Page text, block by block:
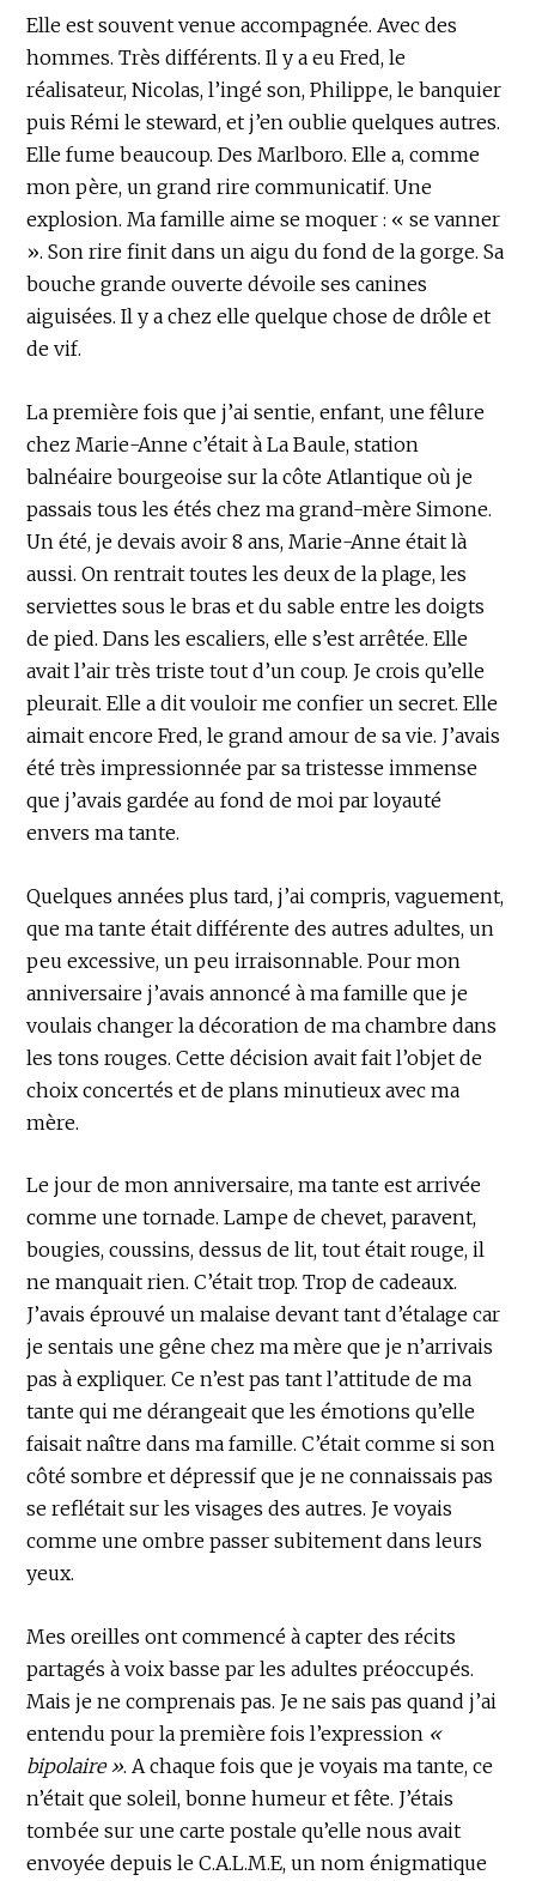
Elle est souvent venue accompagnée. Avec des
hommes. Très différents. Il y a eu Fred, le
réalisateur, Nicolas, l’ingé son, Philippe, le banquier
puis Rémi le steward, et j’en oublie quelques autres.
Elle fume beaucoup. Des Marlboro. Elle a, comme
mon père, un grand rire communicatif. Une
explosion. Ma famille aime se moquer : « se vanner
». Son rire finit dans un aigu du fond de la gorge. Sa
bouche grande ouverte dévoile ses canines
aiguisées. Il y a chez elle quelque chose de drôle et
de vif.
La première fois que j’ai sentie, enfant, une fêlure
chez Marie-Anne c’était à La Baule, station
balnéaire bourgeoise sur la côte Atlantique où je
passais tous les étés chez ma grand-mère Simone.
Un été, je devais avoir 8 ans, Marie-Anne était là
aussi. On rentrait toutes les deux de la plage, les
serviettes sous le bras et du sable entre les doigts
de pied. Dans les escaliers, elle s’est arrêtée. Elle
avait l’air très triste tout d’un coup. Je crois qu’elle
pleurait. Elle a dit vouloir me confier un secret. Elle
aimait encore Fred, le grand amour de sa vie. J’avais
été très impressionnée par sa tristesse immense
que j’avais gardée au fond de moi par loyauté
envers ma tante.
Quelques années plus tard, j’ai compris, vaguement,
que ma tante était différente des autres adultes, un
peu excessive, un peu irraisonnable. Pour mon
anniversaire j’avais annoncé à ma famille que je
voulais changer la décoration de ma chambre dans
les tons rouges. Cette décision avait fait l’objet de
choix concertés et de plans minutieux avec ma
mère.
Le jour de mon anniversaire, ma tante est arrivée
comme une tornade. Lampe de chevet, paravent,
bougies, coussins, dessus de lit, tout était rouge, il
ne manquait rien. C’était trop. Trop de cadeaux.
J’avais éprouvé un malaise devant tant d’étalage car
je sentais une gêne chez ma mère que je n’arrivais
pas à expliquer. Ce n’est pas tant l’attitude de ma
tante qui me dérangeait que les émotions qu’elle
faisait naître dans ma famille. C’était comme si son
côté sombre et dépressif que je ne connaissais pas
se reflétait sur les visages des autres. Je voyais
comme une ombre passer subitement dans leurs
yeux.
Mes oreilles ont commencé à capter des récits
partagés à voix basse par les adultes préoccupés.
Mais je ne comprenais pas. Je ne sais pas quand j’ai
entendu pour la première fois l’expression «
bipolaire ». A chaque fois que je voyais ma tante, ce
n’était que soleil, bonne humeur et fête. J’étais
tombée sur une carte postale qu’elle nous avait
envoyée depuis le C.A.L.M.E, un nom énigmatique